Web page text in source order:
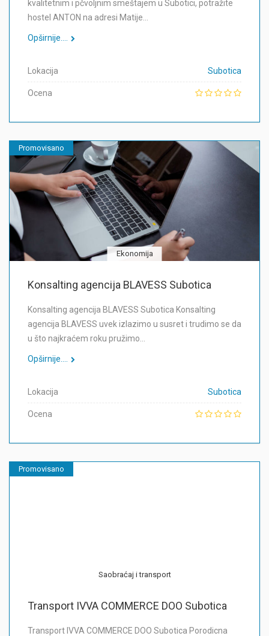
kvalitetnim i pčvoljnim smeštajem u Subotici, potražite
hostel ANTON na adresi Matije…
Opširnije....
Lokacija Subotica
Ocena
Promovisano
Ekonomija
Konsalting agencija BLAVESS Subotica
Konsalting agencija BLAVESS Subotica Konsalting
agencija BLAVESS uvek izlazimo u susret i trudimo se da
u što najkraćem roku pružimo…
Opširnije....
Lokacija Subotica
Ocena
Promovisano
Saobraćaj i transport
Transport IVVA COMMERCE DOO Subotica
Transport IVVA COMMERCE DOO Subotica Porodicna